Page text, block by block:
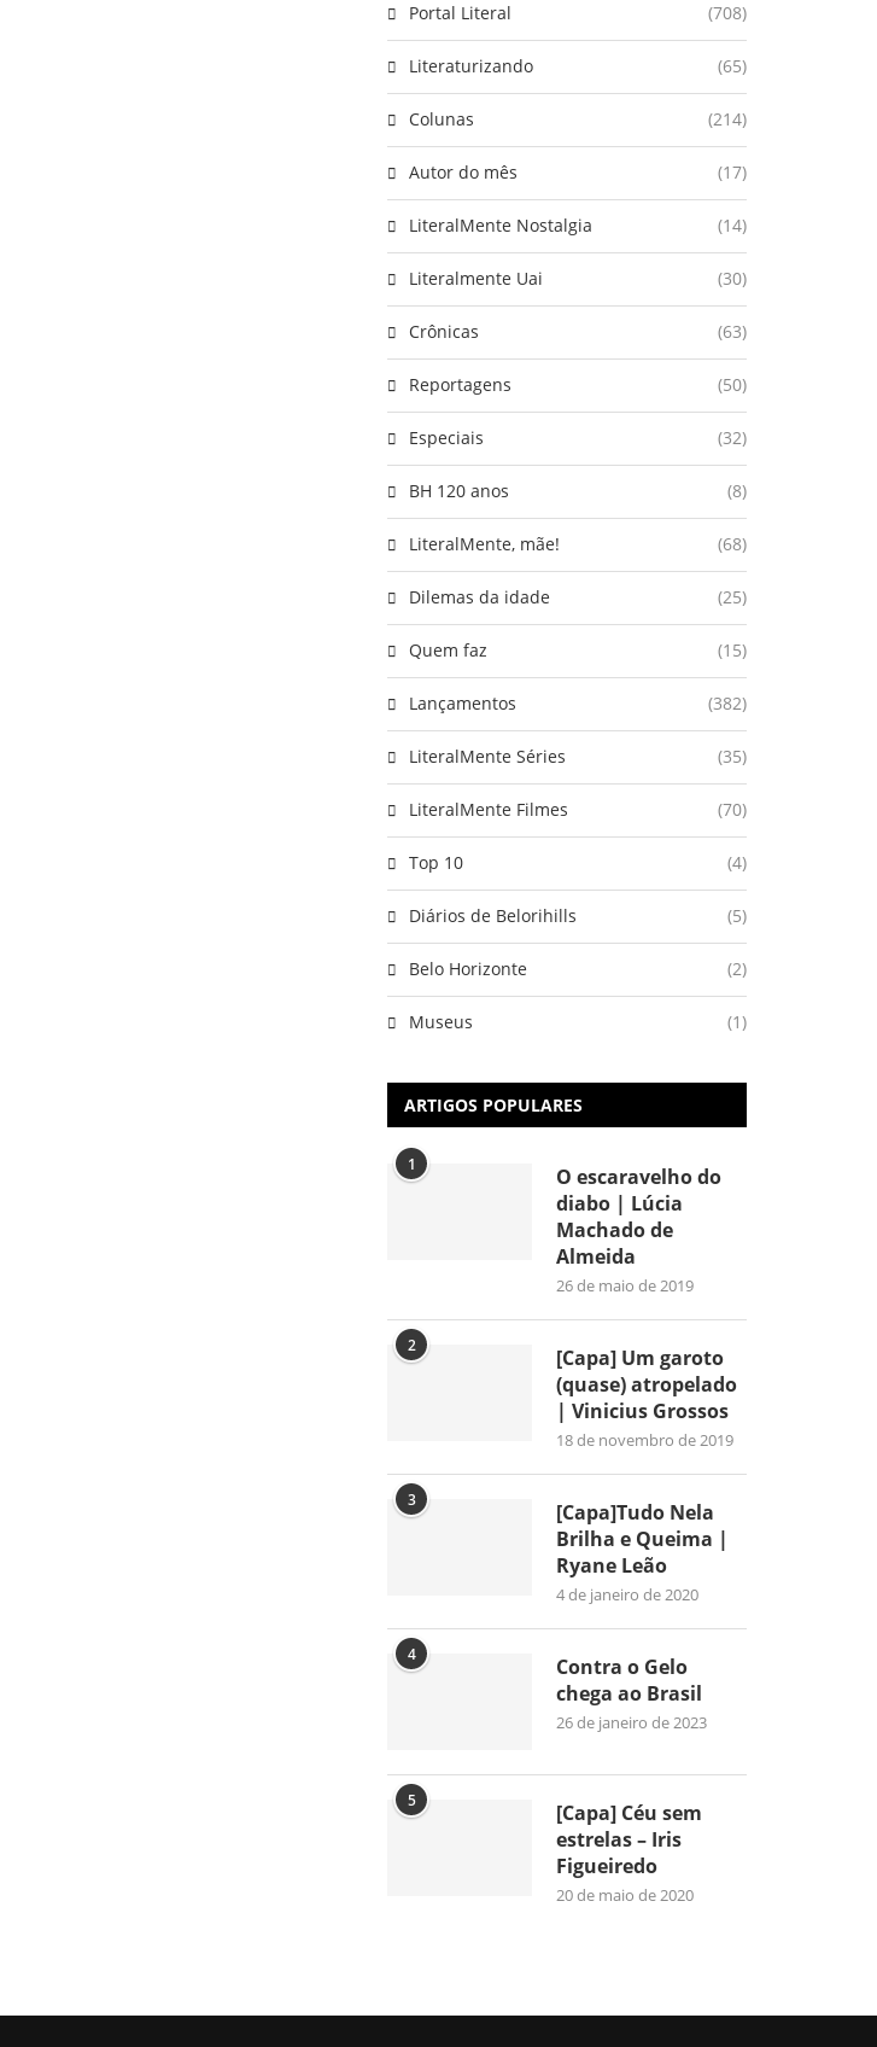
Portal Literal (708)
Literaturizando (65)
Colunas (214)
Autor do mês (17)
LiteralMente Nostalgia (14)
Literalmente Uai (30)
Crônicas (63)
Reportagens (50)
Especiais (32)
BH 120 anos (8)
LiteralMente, mãe! (68)
Dilemas da idade (25)
Quem faz (15)
Lançamentos (382)
LiteralMente Séries (35)
LiteralMente Filmes (70)
Top 10 (4)
Diários de Belorihills (5)
Belo Horizonte (2)
Museus (1)
ARTIGOS POPULARES
1
O escaravelho do
diabo | Lúcia
Machado de
Almeida
26 de maio de 2019
2
[Capa] Um garoto
(quase) atropelado
| Vinicius Grossos
18 de novembro de 2019
3
[Capa]Tudo Nela
Brilha e Queima |
Ryane Leão
4 de janeiro de 2020
4
Contra o Gelo
chega ao Brasil
26 de janeiro de 2023
5
[Capa] Céu sem
estrelas – Iris
Figueiredo
20 de maio de 2020